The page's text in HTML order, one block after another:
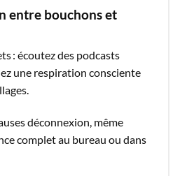
entre bouchons et
: écoutez des podcasts
une respiration consciente
déconnexion, même
complet au bureau ou dans